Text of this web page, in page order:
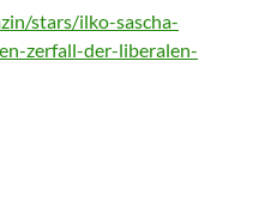
stars/ilko-sascha-
zerfall-der-liberalen-